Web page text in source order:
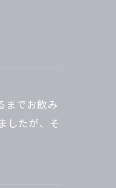
までお飲み
したが、そ